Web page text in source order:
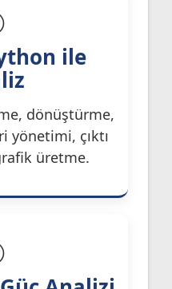
ile
dönüştürme,
yönetimi, çıktı
üretme.